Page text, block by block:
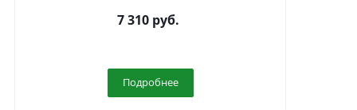
Площадка для установки лебёдки в
универсальный бампер РИФ УАЗ
7 310руб.
Подробнее